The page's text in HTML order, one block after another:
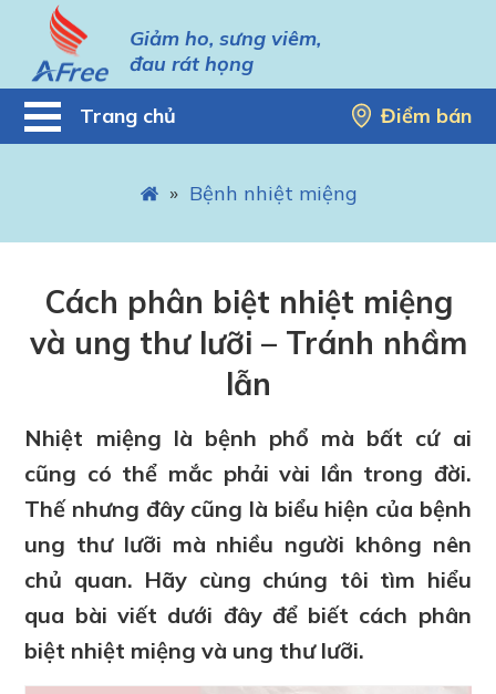
Giảm ho, sưng viêm,
đau rát họng
Trang chủ Điểm bán
» Bệnh nhiệt miệng
Cách phân biệt nhiệt miệng
và ung thư lưỡi – Tránh nhầm
lẫn
Nhiệt miệng là bệnh phổ mà bất cứ ai
cũng có thể mắc phải vài lần trong đời.
Thế nhưng đây cũng là biểu hiện của bệnh
ung thư lưỡi mà nhiều người không nên
chủ quan. Hãy cùng chúng tôi tìm hiểu
qua bài viết dưới đây để biết cách phân
biệt nhiệt miệng và ung thư lưỡi.